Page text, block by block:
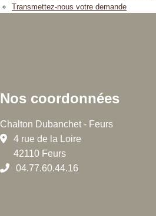
Transmettez-nous votre demande
Nos coordonnées
Chalton Dubanchet - Feurs
4 rue de la Loire
42110 Feurs
04.77.60.44.16